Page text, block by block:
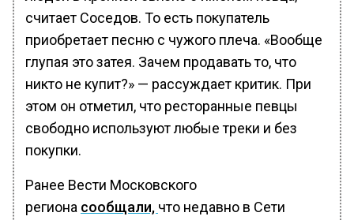
считает Соседов. То есть покупатель
приобретает песню с чужого плеча. «Вообще
глупая это затея. Зачем продавать то, что
никто не купит?» — рассуждает критик. При
этом он отметил, что ресторанные певцы
свободно используют любые треки и без
покупки.
Ранее Вести Московского
региона сообщали, что недавно в Сети